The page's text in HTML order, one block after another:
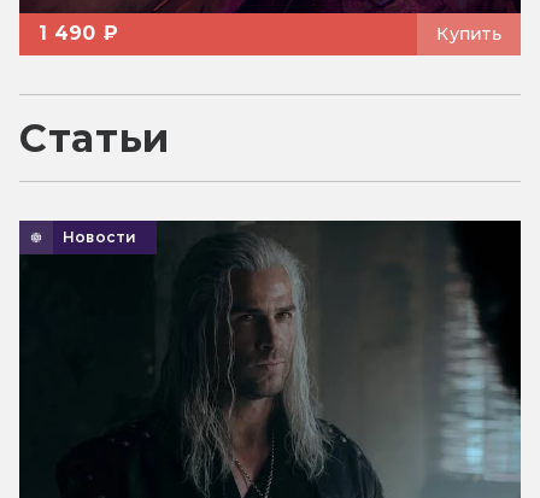
1 490 ₽ Купить
Статьи
Новости